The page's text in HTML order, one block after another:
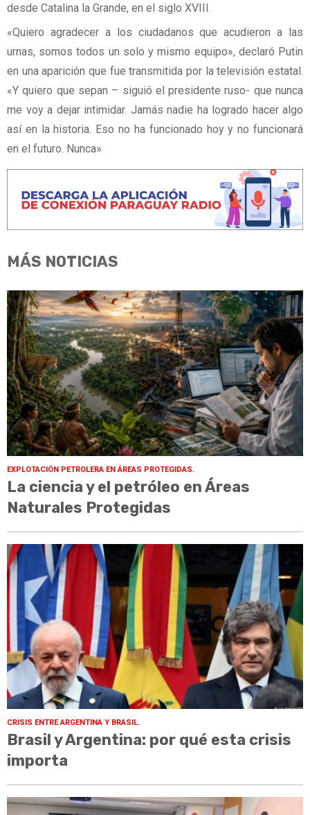
desde Catalina la Grande, en el siglo XVIII.
«Quiero agradecer a los ciudadanos que acudieron a las
urnas, somos todos un solo y mismo equipo», declaró Putin
en una aparición que fue transmitida por la televisión estatal.
«Y quiero que sepan – siguió el presidente ruso- que nunca
me voy a dejar intimidar. Jamás nadie ha logrado hacer algo
así en la historia. Eso no ha funcionado hoy y no funcionará
en el futuro. Nunca»
MÁS NOTICIAS
EXPLOTACIÓN PETROLERA EN ÁREAS PROTEGIDAS.
La ciencia y el petróleo en Áreas
Naturales Protegidas
CRISIS ENTRE ARGENTINA Y BRASIL.
Brasil y Argentina: por qué esta crisis
importa